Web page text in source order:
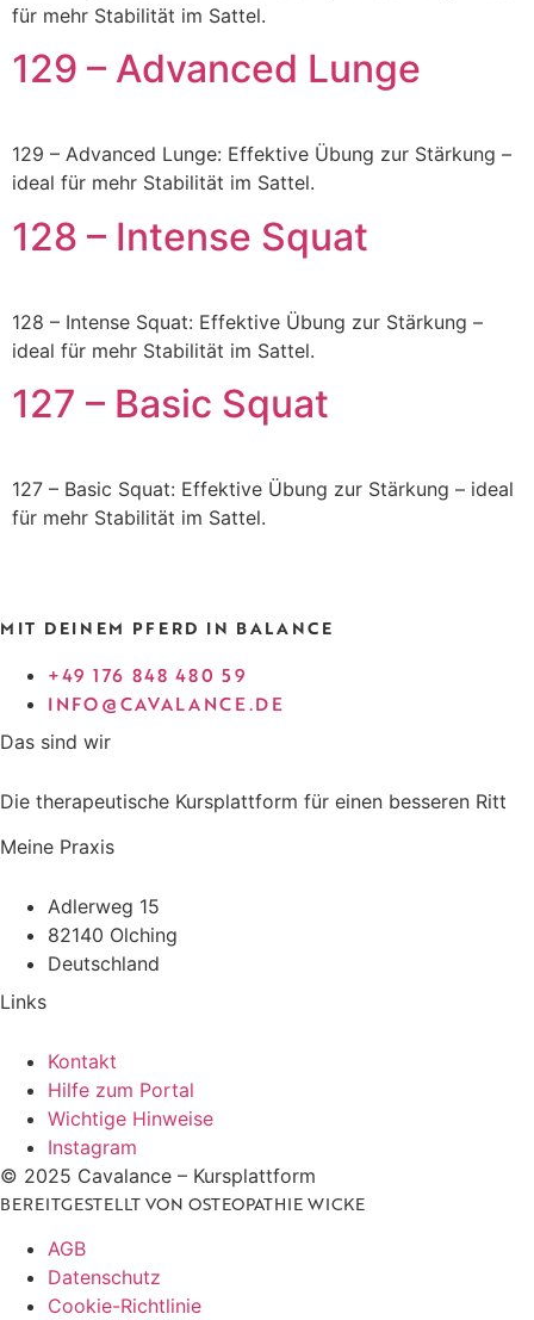
für mehr Stabilität im Sattel.
129 – Advanced Lunge
129 – Advanced Lunge: Effektive Übung zur Stärkung –
ideal für mehr Stabilität im Sattel.
128 – Intense Squat
128 – Intense Squat: Effektive Übung zur Stärkung –
ideal für mehr Stabilität im Sattel.
127 – Basic Squat
127 – Basic Squat: Effektive Übung zur Stärkung – ideal
für mehr Stabilität im Sattel.
MIT DEINEM PFERD IN BALANCE
+49 176 848 480 59
INFO@CAVALANCE.DE
Das sind wir
Die therapeutische Kursplattform für einen besseren Ritt
Meine Praxis
Adlerweg 15
82140 Olching
Deutschland
Links
Kontakt
Hilfe zum Portal
Wichtige Hinweise
Instagram
© 2025 Cavalance – Kursplattform
BEREITGESTELLT VON OSTEOPATHIE WICKE
AGB
Datenschutz
Cookie-Richtlinie